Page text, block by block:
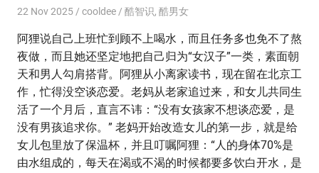
22 Nov 2025 cooldee 酷智识, 酷男女
阿狸说自己上班忙到顾不上喝水，而且任务多也免不了熬
夜做，而且她还坚定地把自己归为“女汉子”一类，素面朝
天和男人勾肩搭背。阿狸从小离家读书，现在留在北京工
作，忙得没空谈恋爱。老妈从老家追过来，和女儿共同生
活了一个月后，直言不讳：“没有女孩家不想谈恋爱，是
没有男孩追求你。” 老妈开始改造女儿的第一步，就是给
女儿包里放了保温杯，并且叮嘱阿狸：“人的身体70%是
由水组成的，每天在渴或不渴的时候都要多饮白开水，是